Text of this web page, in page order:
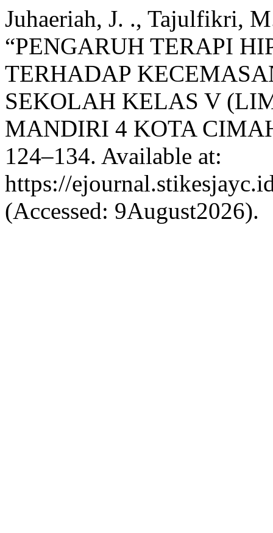
Juhaeriah, J. ., Tajulfikri,
“PENGARUH TERAPI
TERHADAP
SEKOLAH KELAS V
MANDIRI 4 KOTA
124–134. Available at:
https://
(Accessed: 9August2026).